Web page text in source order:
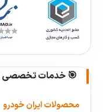
🎯 خدمات تخصصی
محصولات ایران خودرو